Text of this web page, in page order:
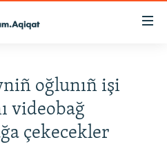
oğlunıñ işi
videobağ
çekecekler